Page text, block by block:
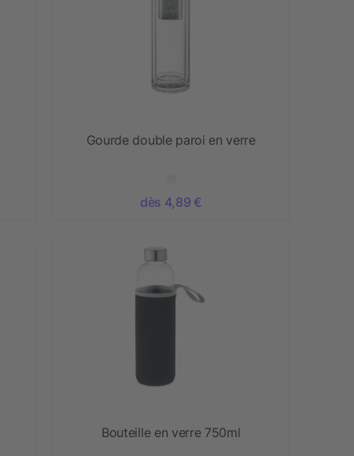
Gourde double paroi en verre
dès 4,89 €
Bouteille en verre 750ml